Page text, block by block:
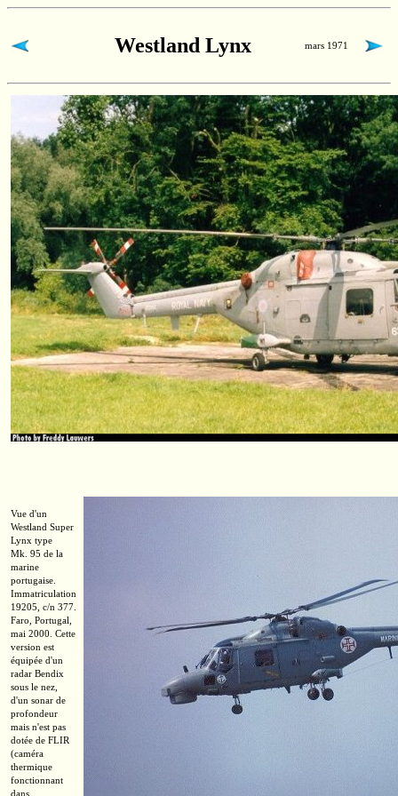
Westland Lynx mars 1971
Vue d'un
Westland Super
Lynx type
Mk. 95 de la
marine
portugaise.
Immatriculation
19205, c/n 377.
Faro, Portugal,
mai 2000. Cette
version est
équipée d'un
radar Bendix
sous le nez,
d'un sonar de
profondeur
mais n'est pas
dotée de FLIR
(caméra
thermique
fonctionnant
dans